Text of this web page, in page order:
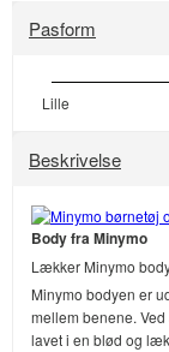
Pasform
Lille
Beskrivelse
Body fra Minymo
Lækker Minymo
Minymo bodyen er
mellem benene.
lavet i en blød og